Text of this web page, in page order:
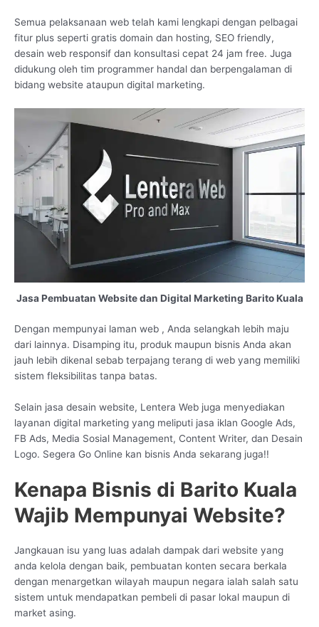
Semua pelaksanaan web telah kami lengkapi dengan pelbagai
fitur plus seperti gratis domain dan hosting, SEO friendly,
desain web responsif dan konsultasi cepat 24 jam free. Juga
didukung oleh tim programmer handal dan berpengalaman di
bidang website ataupun digital marketing.
Jasa Pembuatan Website dan Digital Marketing Barito Kuala
Dengan mempunyai laman web , Anda selangkah lebih maju
dari lainnya. Disamping itu, produk maupun bisnis Anda akan
jauh lebih dikenal sebab terpajang terang di web yang memiliki
sistem fleksibilitas tanpa batas.
Selain jasa desain website, Lentera Web juga menyediakan
layanan digital marketing yang meliputi jasa iklan Google Ads,
FB Ads, Media Sosial Management, Content Writer, dan Desain
Logo. Segera Go Online kan bisnis Anda sekarang juga!!
Kenapa Bisnis di Barito Kuala
Wajib Mempunyai Website?
Jangkauan isu yang luas adalah dampak dari website yang
anda kelola dengan baik, pembuatan konten secara berkala
dengan menargetkan wilayah maupun negara ialah salah satu
sistem untuk mendapatkan pembeli di pasar lokal maupun di
market asing.